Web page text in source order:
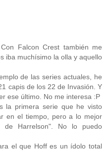
Falcon Crest también me
iba muchísimo la olla y aquello
de las series actuales, he
capis de los 22 de Invasión. Y
ese último. No me interesa :P
la primera serie que he visto
en el tiempo, pero a lo mejor
de Harrelson". No lo puedo
el que Hoff es un ídolo total